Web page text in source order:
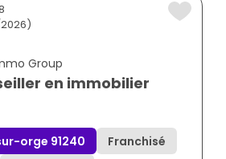
Group
en immobilier
orge 91240
Franchisé